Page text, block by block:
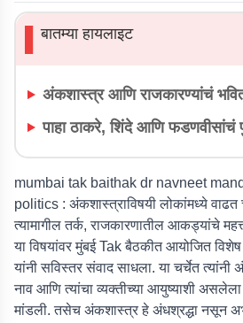
▌बातम्या हायलाइट
अंकशास्त्र आणि राजकारण्यांचं
पाहा ठाकरे, शिंदे आणि फडणवीसांचं
mumbai tak baithak dr navneet
politics : अंकशास्त्राविषयी लोकांमध्ये
त्यामागील तर्क, राजकारणातील आकड्यांचे
या विषयांवर मुंबई Tak बैठकीत आयोजित
यांनी सविस्तर संवाद साधला. या चर्चेत त्यांनी
नाव आणि त्यांचा व्यक्तीच्या आयुष्याशी
मांडली. तसेच अंकशास्त्र हे अंधश्रद्धा नसून